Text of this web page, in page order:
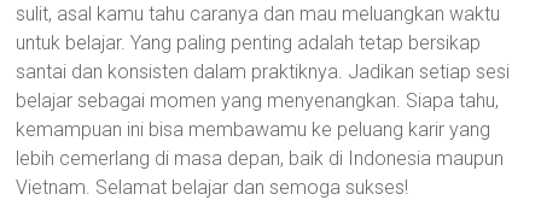
sulit, asal kamu tahu caranya dan mau meluangkan waktu
untuk belajar. Yang paling penting adalah tetap bersikap
santai dan konsisten dalam praktiknya. Jadikan setiap sesi
belajar sebagai momen yang menyenangkan. Siapa tahu,
kemampuan ini bisa membawamu ke peluang karir yang
lebih cemerlang di masa depan, baik di Indonesia maupun
Vietnam. Selamat belajar dan semoga sukses!